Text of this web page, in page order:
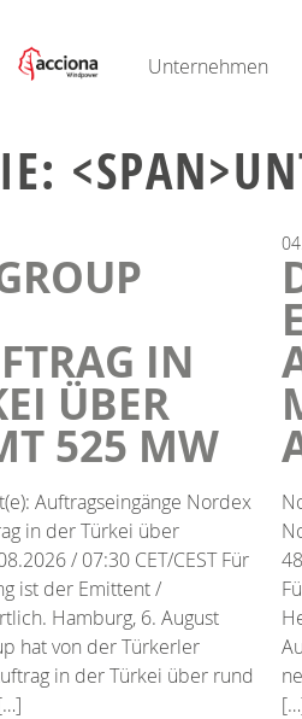
Unternehmen
IN D
ÜBER I
525 MW
Auftragseingänge Nordex
in der Türkei über
/ 07:30 CET/CEST Für
ist der Emittent /
Hamburg, 6. August
hat von der Türkerler
in der Türkei über rund
04.